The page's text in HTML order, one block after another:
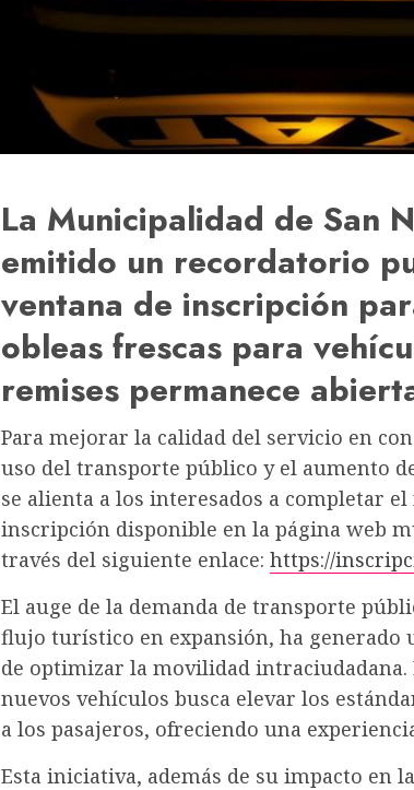
La Municipalidad de San
emitido un recordatorio
ventana de inscripción
obleas frescas para
remises permanece
Para mejorar la calidad del servicio en
uso del transporte público y el aumento
se alienta a los interesados a completar
inscripción disponible en la página web
través del siguiente enlace: https://
El auge de la demanda de transporte
flujo turístico en expansión, ha generado
de optimizar la movilidad
nuevos vehículos busca elevar los
a los pasajeros, ofreciendo una
Esta iniciativa, además de su impacto en